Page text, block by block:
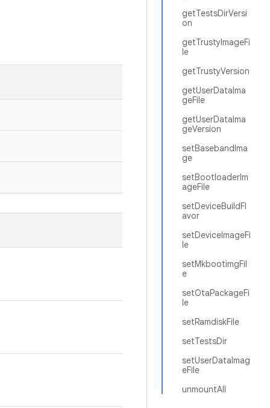
getTestsDirVersi
on
getTrustyImageFi
le
getTrustyVersion
getUserDataIma
geFile
getUserDataIma
geVersion
setBasebandIma
ge
setBootloaderIm
ageFile
setDeviceBuildFl
avor
setDeviceImageFi
le
setMkbootimgFil
e
setOtaPackageFi
le
setRamdiskFile
setTestsDir
setUserDataImag
eFile
unmountAll